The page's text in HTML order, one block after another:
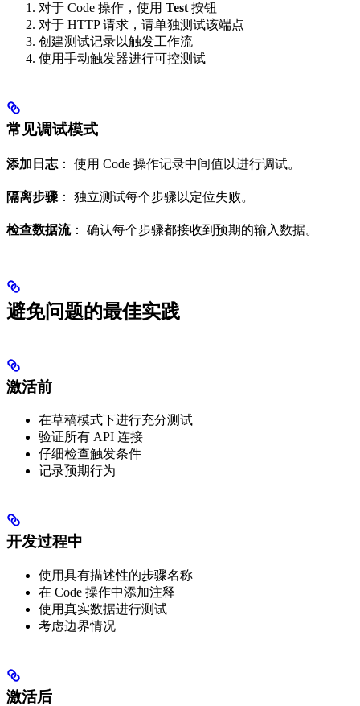
对于 Code 操作，使用 Test 按钮
对于 HTTP 请求，请单独测试该端点
创建测试记录以触发工作流
使用手动触发器进行可控测试
常见调试模式
添加日志 ： 使用 Code 操作记录中间值以进行调试。
隔离步骤 ： 独立测试每个步骤以定位失败。
检查数据流： 确认每个步骤都接收到预期的输入数据。
避免问题的最佳实践
激活前
在草稿模式下进行充分测试
验证所有 API 连接
仔细检查触发条件
记录预期行为
开发过程中
使用具有描述性的步骤名称
在 Code 操作中添加注释
使用真实数据进行测试
考虑边界情况
激活后